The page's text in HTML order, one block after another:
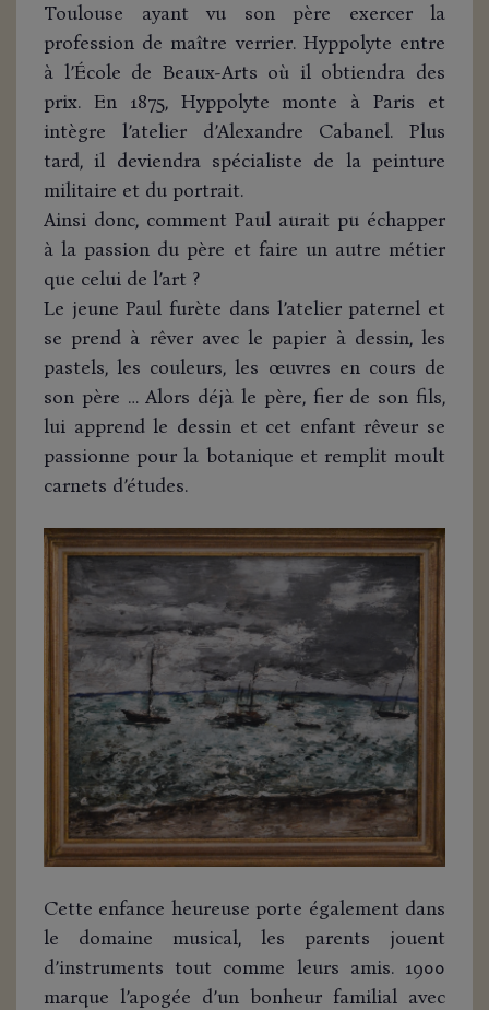
Toulouse ayant vu son père exercer la
profession de maître verrier. Hyppolyte entre
à l’École de Beaux-Arts où il obtiendra des
prix. En 1875, Hyppolyte monte à Paris et
intègre l’atelier d’Alexandre Cabanel. Plus
tard, il deviendra spécialiste de la peinture
militaire et du portrait.
Ainsi donc, comment Paul aurait pu échapper
à la passion du père et faire un autre métier
que celui de l’art ?
Le jeune Paul furète dans l’atelier paternel et
se prend à rêver avec le papier à dessin, les
pastels, les couleurs, les œuvres en cours de
son père … Alors déjà le père, fier de son fils,
lui apprend le dessin et cet enfant rêveur se
passionne pour la botanique et remplit moult
carnets d’études.
Cette enfance heureuse porte également dans
le domaine musical, les parents jouent
d’instruments tout comme leurs amis. 1900
marque l’apogée d’un bonheur familial avec